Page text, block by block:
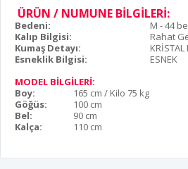
ÜRÜN / NUMUNE BİLGİLERİ:
Bedeni:
M - 44
Kalıp Bilgisi:
Rahat
Kumaş Detayı:
KRİSTAL
Esneklik Bilgisi:
ESNEK
MODEL BİLGİLERİ:
Boy:
165 cm / Kilo 75 kg
Göğüs:
100 cm
Bel:
90 cm
Kalça:
110 cm